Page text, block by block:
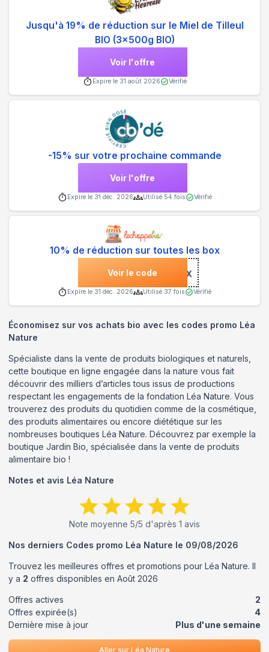
Jusqu'à 19% de réduction sur le Miel de Tilleul
BIO (3x500g BIO)
Voir l'offre
Expire le 31 août 2026 Vérifié
-15% sur votre prochaine commande
Voir l'offre
Expire le 31 déc. 2026 Utilisé 54 fois Vérifié
10% de réduction sur toutes les box
Voir le code
***MEMABOX
Expire le 31 déc. 2026 Utilisé 37 fois Vérifié
Économisez sur vos achats bio avec les codes promo Léa
Nature
Spécialiste dans la vente de produits biologiques et naturels,
cette boutique en ligne engagée dans la nature vous fait
découvrir des milliers d’articles tous issus de productions
respectant les engagements de la fondation Léa Nature. Vous
trouverez des produits du quotidien comme de la cosmétique,
des produits alimentaires ou encore diététique sur les
nombreuses boutiques Léa Nature. Découvrez par exemple la
boutique Jardin Bio, spécialisée dans la vente de produits
alimentaire bio !
Notes et avis Léa Nature
Note moyenne 5/5 d'après 1 avis
Nos derniers Codes promo Léa Nature le 09/08/2026
Trouvez les meilleures offres et promotions pour Léa Nature. Il
y a 2 offres disponibles en Août 2026
Offres actives
2
Offres expirée(s)
4
Dernière mise à jour
Plus d'une semaine
Aller sur Léa Nature